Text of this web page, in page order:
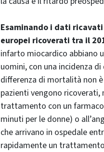
Esaminando i dati
europei ricoverati tra il
infarto miocardico abbiano
uomini, con una incidenza
differenza di mortalità non
pazienti vengono
trattamento con un
minuti per le donne) o
che arrivano in ospedale
rapidamente un